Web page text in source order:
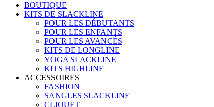
BOUTIQUE
KITS DE SLACKLINE
POUR LES DÉBUTANTS
POUR LES ENFANTS
POUR LES AVANCÉS
KITS DE LONGLINE
YOGA SLACKLINE
KITS HIGHLINE
ACCESSOIRES
FASHION
SANGLES SLACKLINE
CLIQUET